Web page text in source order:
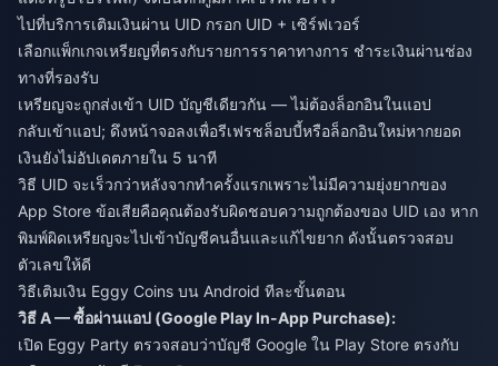
ไปที่บริการเติมเงินผ่าน UID กรอก UID + เซิร์ฟเวอร์
เลือกแพ็กเกจเหรียญที่ตรงกับรายการราคาทางการ ชำระเงินผ่านช่อง
ทางที่รองรับ
เหรียญจะถูกส่งเข้า UID บัญชีเดียวกัน — ไม่ต้องล็อกอินในแอป
กลับเข้าแอป; ดึงหน้าจอลงเพื่อรีเฟรชล็อบบี้หรือล็อกอินใหม่หากยอด
เงินยังไม่อัปเดตภายใน 5 นาที
วิธี UID จะเร็วกว่าหลังจากทำครั้งแรกเพราะไม่มีความยุ่งยากของ
App Store ข้อเสียคือคุณต้องรับผิดชอบความถูกต้องของ UID เอง หาก
พิมพ์ผิดเหรียญจะไปเข้าบัญชีคนอื่นและแก้ไขยาก ดังนั้นตรวจสอบ
ตัวเลขให้ดี
วิธีเติมเงิน Eggy Coins บน Android ทีละขั้นตอน
วิธี A — ซื้อผ่านแอป (Google Play In-App Purchase):
เปิด Eggy Party ตรวจสอบว่าบัญชี Google ใน Play Store ตรงกับ